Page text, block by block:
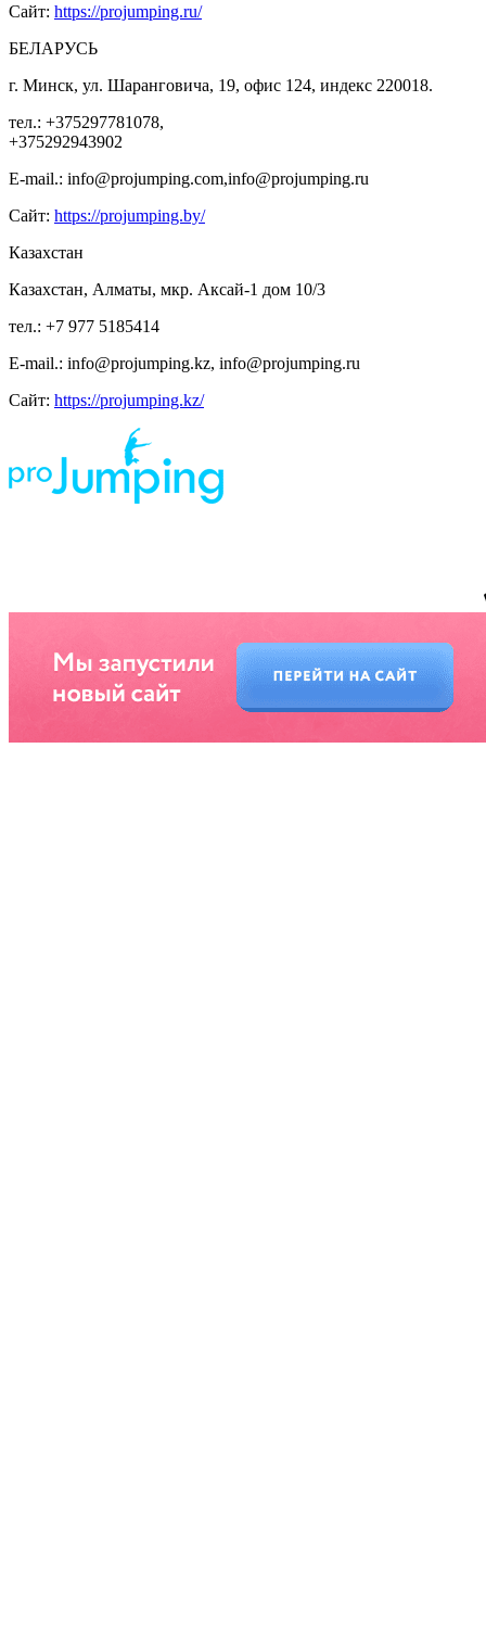
Сайт: https://projumping.ru/
БЕЛАРУСЬ
г. Минск, ул. Шаранговича, 19, офис 124, индекс 220018.
тел.: +375297781078,
+375292943902
E-mail.: info@projumping.com,info@projumping.ru
Сайт: https://projumping.by/
Казахстан
Казахстан, Алматы, мкр. Аксай-1 дом 10/3
тел.: +7 977 5185414
E-mail.: info@projumping.kz, info@projumping.ru
Сайт: https://projumping.kz/